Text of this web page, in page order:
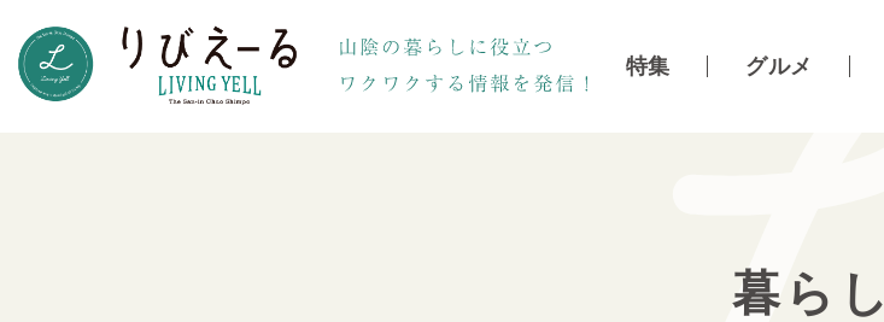
特集 グルメ
暮らし